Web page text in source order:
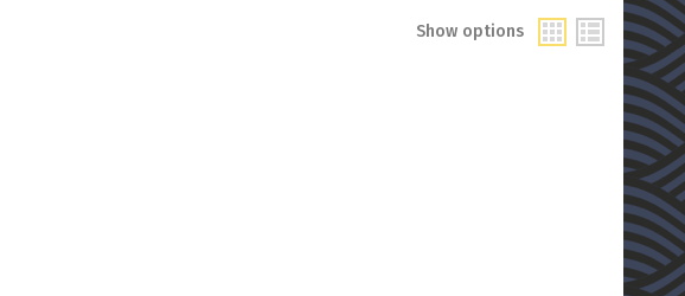
Show options